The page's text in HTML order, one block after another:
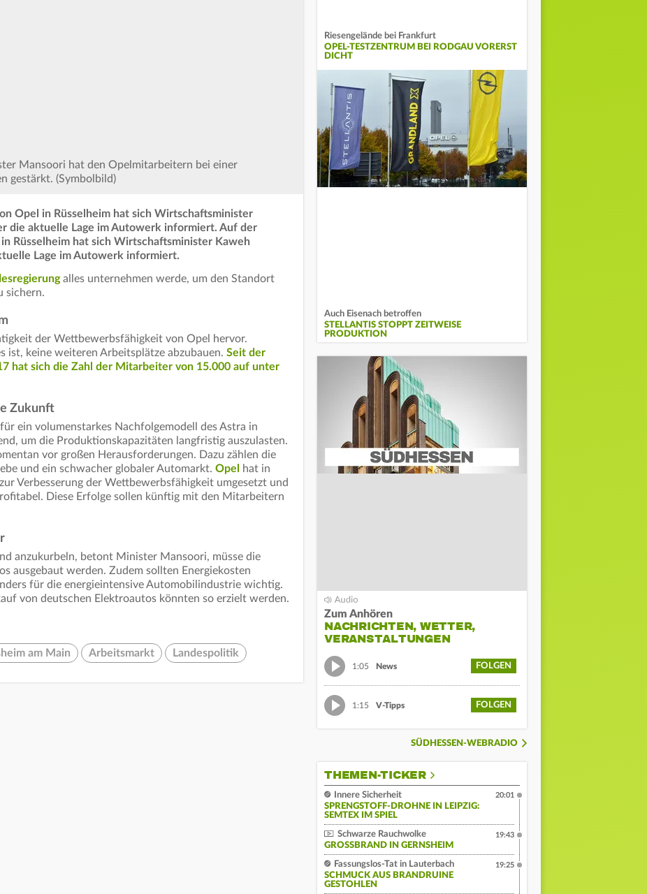
Mansoori hat den Opelmitarbeitern bei einer
gestärkt. (Symbolbild)
Opel in Rüsselheim hat sich Wirtschaftsminister
die aktuelle Lage im Autowerk informiert. Auf der
Rüsselheim hat sich Wirtschaftsminister Kaweh
Lage im Autowerk informiert.
alles unternehmen werde, um den Standort
sichern.
der Wettbewerbsfähigkeit von Opel hervor.
ist, keine weiteren Arbeitsplätze abzubauen. Seit der
hat sich die Zahl der Mitarbeiter von 15.000 auf unter
Zukunft
ein volumenstarkes Nachfolgemodell des Astra in
um die Produktionskapazitäten langfristig auszulasten.
vor großen Herausforderungen. Dazu zählen die
und ein schwacher globaler Automarkt. Opel
hat in
Verbesserung der Wettbewerbsfähigkeit umgesetzt und
Diese Erfolge sollen künftig mit den Mitarbeitern
anzukurbeln, betont Minister Mansoori, müsse die
ausgebaut werden. Zudem sollten Energiekosten
für die energieintensive Automobilindustrie wichtig.
von deutschen Elektroautos könnten so erzielt werden.
am Main Arbeitsmarkt Landespolitik
Riesengelände bei Frankfurt
OPEL-TESTZENTRUM BEI RODGAU VORERST
DICHT
Auch Eisenach betroffen
STELLANTIS STOPPT ZEITWEISE
PRODUKTION
Zum Anhören
NACHRICHTEN, WETTER,
VERANSTALTUNGEN
1:05 News FOLGEN
1:15 V-Tipps FOLGEN
SÜDHESSEN-WEBRADIO
THEMEN-TICKER
Innere Sicherheit
SPRENGSTOFF-DROHNE IN LEIPZIG:
SEMTEX IM SPIEL
20:01
Schwarze Rauchwolke
GROSSBRAND IN GERNSHEIM
19:43
Fassungslos-Tat in Lauterbach
SCHMUCK AUS BRANDRUINE
GESTOHLEN
19:25